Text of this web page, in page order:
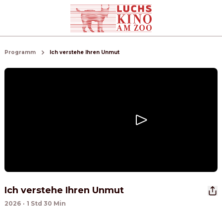
Programm Ich verstehe Ihren Unmut
Ich verstehe Ihren Unmut
2026 · 1 Std 30 Min